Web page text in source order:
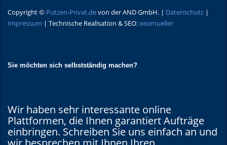
Copyright © Putzen-Privat.devon der AND GmbH. | Datenschutz |
Impressum | Technische Realisation & SEO:xeomueller
Sie möchten sich selbstständig machen?
Wir haben sehr interessante online
Plattformen, die Ihnen garantiert Aufträge
einbringen. Schreiben Sie uns einfach an und